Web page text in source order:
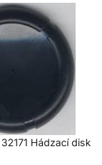
Hádzací disk